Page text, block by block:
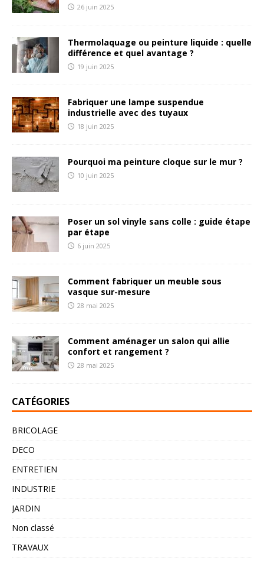
26 juin 2025
Thermolaquage ou peinture liquide : quelle
différence et quel avantage ?
19 juin 2025
Fabriquer une lampe suspendue
industrielle avec des tuyaux
18 juin 2025
Pourquoi ma peinture cloque sur le mur ?
10 juin 2025
Poser un sol vinyle sans colle : guide étape
par étape
6 juin 2025
Comment fabriquer un meuble sous
vasque sur-mesure
28 mai 2025
Comment aménager un salon qui allie
confort et rangement ?
28 mai 2025
CATÉGORIES
BRICOLAGE
DECO
ENTRETIEN
INDUSTRIE
JARDIN
Non classé
TRAVAUX